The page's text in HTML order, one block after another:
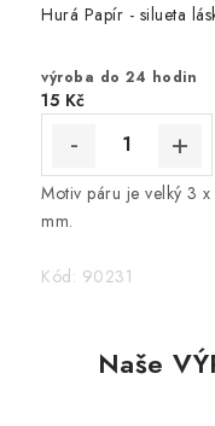
Hurá Papír - silueta
výroba do 24 hodin
15 Kč
Motiv páru je velký 3
mm.
Kód: 90231
Naše